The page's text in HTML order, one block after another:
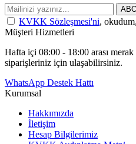
KVKK Sözleşmesi'ni,
Müşteri Hizmetleri
Hafta içi 08:00 - 18:00 arası
siparişleriniz için ulaşabilirsiniz.
WhatsApp Destek Hattı
Kurumsal
Hakkımızda
İletişim
Hesap Bilgilerimiz